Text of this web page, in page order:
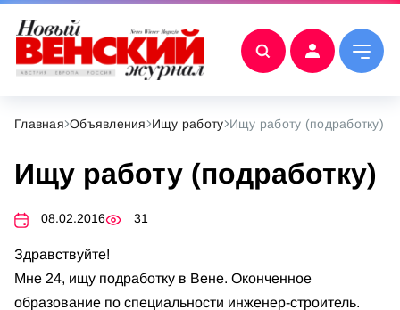
Главная Объявления Ищу работу Ищу работу (подработку)
Ищу работу (подработку)
08.02.2016 31
Здравствуйте!
Мне 24, ищу подработку в Вене. Оконченное
образование по специальности инженер-строитель.